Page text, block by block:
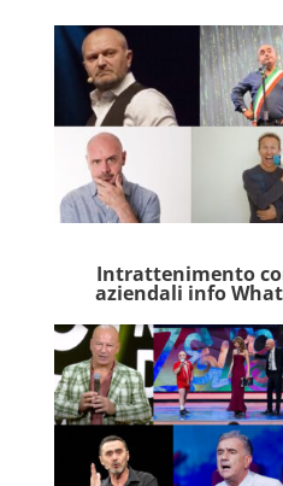
Intrattenimento
aziendali info